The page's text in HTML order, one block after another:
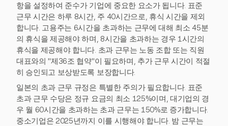
항을 설정하여 준수가 기업에 중요한 요소가 됩니다. 표준
근무 시간은 하루 8시간, 주 40시간으로, 휴식 시간을 제외
합니다. 고용주는 6시간을 초과하는 근무에 대해 최소 45분
의 휴식을 제공해야 하며, 8시간을 초과하는 경우 1시간의
휴식을 제공해야 합니다. 초과 근무는 노동 조합 또는 직원
대표와의 "제36조 협약"이 필요하며, 추가 근무 시간이 적절
히 승인되고 보상받도록 보장합니다.
일본의 초과 근무 규정은 특별한 주의가 필요합니다. 표준
초과 근무 수당은 정규 요금의 최소 125%이며, 대기업의 경
우 월 60시간을 초과하는 초과 근무는 150%로 증가합니다.
중소기업은 2025년까지 이를 시행해야 합니다. 밤 근무는